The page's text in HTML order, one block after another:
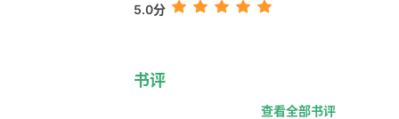
5.0分
书评
查看全部书评